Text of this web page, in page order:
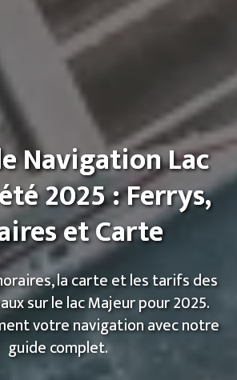
Navigation Lac
2025 : Ferrys,
et Carte
la carte et les tarifs des
sur le lac Majeur pour 2025.
votre navigation avec notre
guide complet.